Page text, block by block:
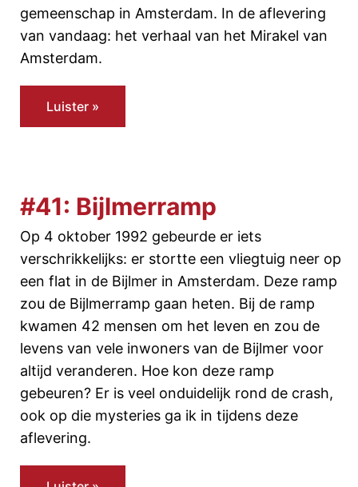
gemeenschap in Amsterdam. In de aflevering
van vandaag: het verhaal van het Mirakel van
Amsterdam.
Luister »
#41: Bijlmerramp
Op 4 oktober 1992 gebeurde er iets
verschrikkelijks: er stortte een vliegtuig neer op
een flat in de Bijlmer in Amsterdam. Deze ramp
zou de Bijlmerramp gaan heten. Bij de ramp
kwamen 42 mensen om het leven en zou de
levens van vele inwoners van de Bijlmer voor
altijd veranderen. Hoe kon deze ramp
gebeuren? Er is veel onduidelijk rond de crash,
ook op die mysteries ga ik in tijdens deze
aflevering.